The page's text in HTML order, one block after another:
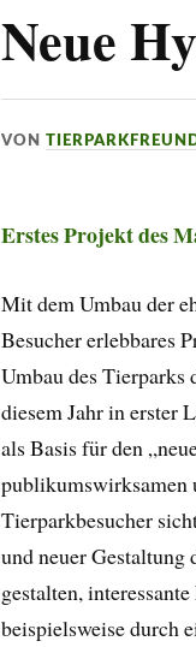
Neue
VON
Erstes Projekt des
Mit dem Umbau der
Besucher erlebbares
Umbau des
diesem Jahr in erster
als Basis für den
publikumswirksamen
Tierparkbesucher
und neuer Gestaltung
gestalten,
beispielsweise durch